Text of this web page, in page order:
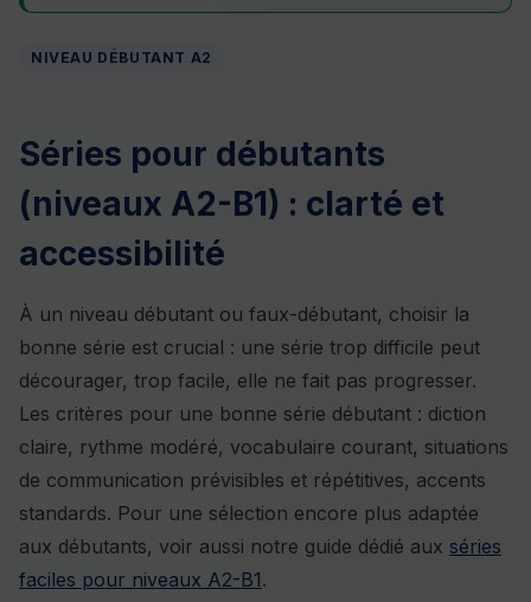
NIVEAU DÉBUTANT A2
Séries pour débutants
(niveaux A2-B1) : clarté et
accessibilité
À un niveau débutant ou faux-débutant, choisir la
bonne série est crucial : une série trop difficile peut
décourager, trop facile, elle ne fait pas progresser.
Les critères pour une bonne série débutant : diction
claire, rythme modéré, vocabulaire courant, situations
de communication prévisibles et répétitives, accents
standards. Pour une sélection encore plus adaptée
aux débutants, voir aussi notre guide dédié aux séries
faciles pour niveaux A2-B1.